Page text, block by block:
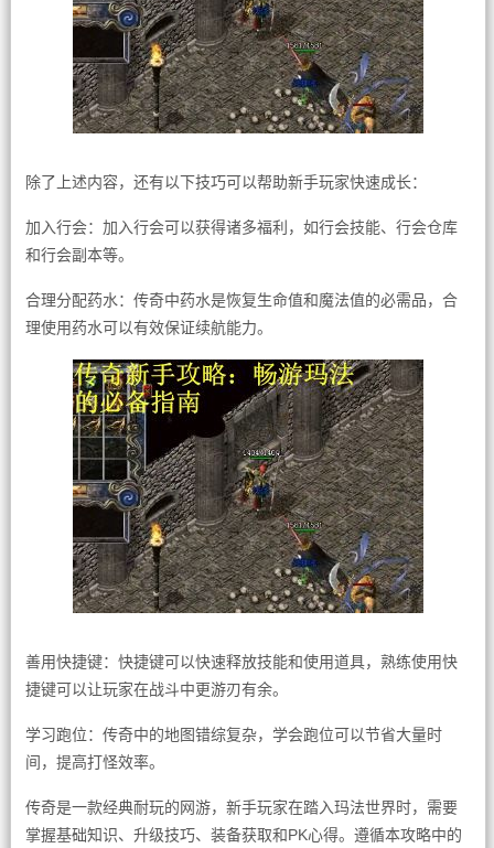
除了上述内容，还有以下技巧可以帮助新手玩家快速成长：
加入行会：加入行会可以获得诸多福利，如行会技能、行会仓库
和行会副本等。
合理分配药水：传奇中药水是恢复生命值和魔法值的必需品，合
理使用药水可以有效保证续航能力。
善用快捷键：快捷键可以快速释放技能和使用道具，熟练使用快
捷键可以让玩家在战斗中更游刃有余。
学习跑位：传奇中的地图错综复杂，学会跑位可以节省大量时
间，提高打怪效率。
传奇是一款经典耐玩的网游，新手玩家在踏入玛法世界时，需要
掌握基础知识、升级技巧、装备获取和PK心得。遵循本攻略中的